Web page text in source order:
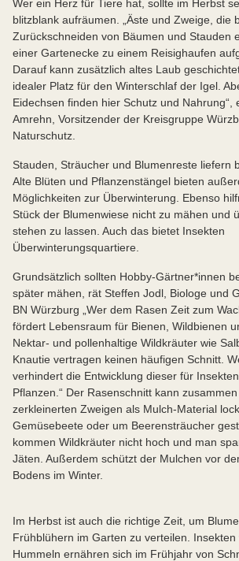
Wer ein Herz für Tiere hat, sollte im Herbst
blitzblank aufräumen. „Äste und Zweige, die
Zurückschneiden von Bäumen und Stauden
einer Gartenecke zu einem Reisighaufen
Darauf kann zusätzlich altes Laub
idealer Platz für den Winterschlaf der Igel.
Eidechsen finden hier Schutz und Nahrung“,
Amrehn, Vorsitzender der Kreisgruppe
Naturschutz.
Stauden, Sträucher und Blumenreste liefern
Alte Blüten und Pflanzenstängel bieten
Möglichkeiten zur Überwinterung. Ebenso
Stück der Blumenwiese nicht zu mähen und
stehen zu lassen. Auch das bietet Insekten
Überwinterungsquartiere.
Grundsätzlich sollten Hobby-Gärtner*innen
später mähen, rät Steffen Jodl, Biologe und
BN Würzburg „Wer dem Rasen Zeit zum
fördert Lebensraum für Bienen, Wildbienen
Nektar- und pollenhaltige Wildkräuter wie
Knautie vertragen keinen häufigen Schnitt.
verhindert die Entwicklung dieser für
Pflanzen.“ Der Rasenschnitt kann
zerkleinerten Zweigen als Mulch-Material
Gemüsebeete oder um Beerensträucher
kommen Wildkräuter nicht hoch und man
Jäten. Außerdem schützt der Mulchen vor
Bodens im Winter.
Im Herbst ist auch die richtige Zeit, um
Frühblühern im Garten zu verteilen.
Hummeln ernähren sich im Frühjahr von